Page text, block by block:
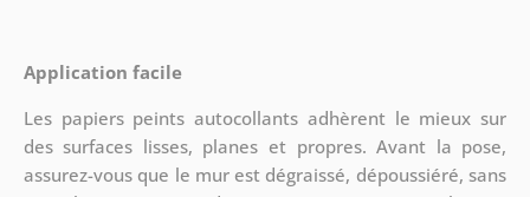
Application facile
Les papiers peints autocollants adhèrent le mieux sur
des surfaces lisses, planes et propres. Avant la pose,
assurez-vous que le mur est dégraissé, dépoussiéré, sans